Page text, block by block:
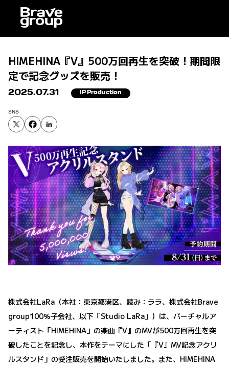
HIMEHINA『V』500万回再生を突破！期間限
定で記念グッズを販売！
2025.07.31 IP Production
SNS
株式会社LaRa（本社：東京都港区、読み：ララ、株式会社Brave
group100％子会社、以下「Studio LaRa」）は、バーチャルア
ーティスト「HIMEHINA」の楽曲『V』のMVが500万回再生を突
破したことを記念し、本作をテーマにした「『V』MV記念アクリ
ルスタンド」の受注販売を開始いたしました。また、HIMEHINA